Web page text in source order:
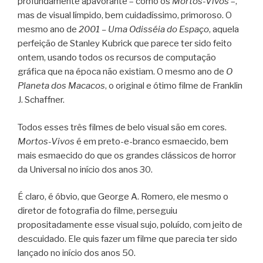
mas de visual límpido, bem cuidadíssimo, primoroso. O
mesmo ano de 2001 – Uma Odisséia do Espaço, aquela
perfeição de Stanley Kubrick que parece ter sido feito
ontem, usando todos os recursos de computação
gráfica que na época não existiam. O mesmo ano de O
Planeta dos Macacos, o original e ótimo filme de Franklin
J. Schaffner.
Todos esses três filmes de belo visual são em cores.
Mortos-Vivos é em preto-e-branco esmaecido, bem
mais esmaecido do que os grandes clássicos de horror
da Universal no início dos anos 30.
É claro, é óbvio, que George A. Romero, ele mesmo o
diretor de fotografia do filme, perseguiu
propositadamente esse visual sujo, poluído, com jeito de
descuidado. Ele quis fazer um filme que parecia ter sido
lançado no início dos anos 50.